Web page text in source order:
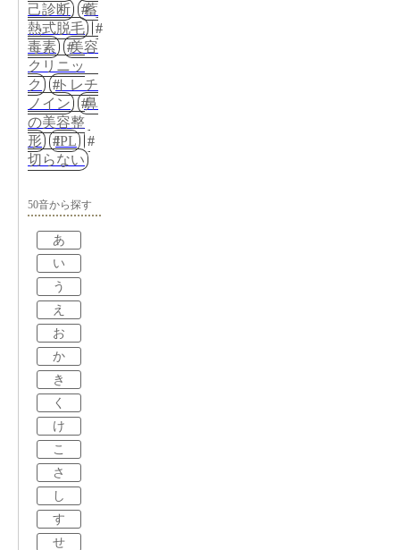
己診断
蓄
熱式脱毛
毒素
美容
クリニッ
ク
トレチ
ノイン
鼻
の美容整
形
IPL
切らない
50音から探す
あ
い
う
え
お
か
き
く
け
こ
さ
し
す
せ